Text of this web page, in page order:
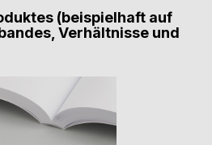
(beispielhaft auf
Verhältnisse und